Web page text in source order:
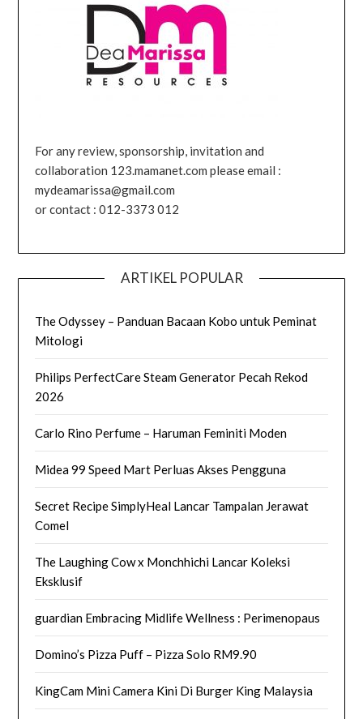
For any review, sponsorship, invitation and
collaboration 123.mamanet.com please email :
mydeamarissa@gmail.com
or contact : 012-3373 012
ARTIKEL POPULAR
The Odyssey – Panduan Bacaan Kobo untuk Peminat
Mitologi
Philips PerfectCare Steam Generator Pecah Rekod
2026
Carlo Rino Perfume – Haruman Feminiti Moden
Midea 99 Speed Mart Perluas Akses Pengguna
Secret Recipe SimplyHeal Lancar Tampalan Jerawat
Comel
The Laughing Cow x Monchhichi Lancar Koleksi
Eksklusif
guardian Embracing Midlife Wellness : Perimenopaus
Domino’s Pizza Puff – Pizza Solo RM9.90
KingCam Mini Camera Kini Di Burger King Malaysia